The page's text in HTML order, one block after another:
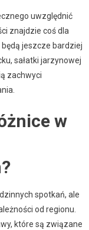
uwzględnić
znajdzie coś dla
jeszcze bardziej
sałatki jarzynowej
zachwyci
w
spotkań, ale
od regionu.
które są związane